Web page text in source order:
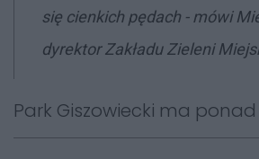
się cienkich pędach - mówi
dyrektor Zakładu Zieleni
Park Giszowiecki ma ponad